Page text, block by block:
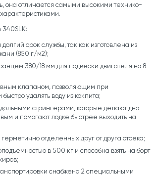
она отличается самыми высокими технико-
340SLK:
срок службы, так как изготовлена из
(850 г/м2);
380/18 мм для подвески двигателя на 8
клапаном, позволяющим при
удалять воду из кокпита;
стрингерами, которые делают дно
и помогают лодке быстрее выходить на
герметично отделенных друг от друга отсека;
в 500 кг и способна взять на борт
снабжена 2 специальными